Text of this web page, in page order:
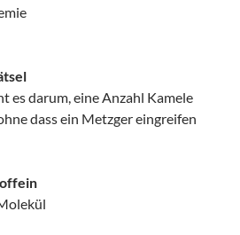
es darum, eine Anzahl Kamele
dass ein Metzger eingreifen